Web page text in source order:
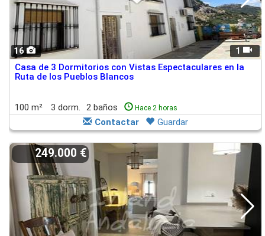
16 1
Casa de 3 Dormitorios con Vistas Espectaculares en la
Ruta de los Pueblos Blancos
100 m² 3 dorm. 2 baños Hace 2 horas
Contactar Guardar
249.000 €